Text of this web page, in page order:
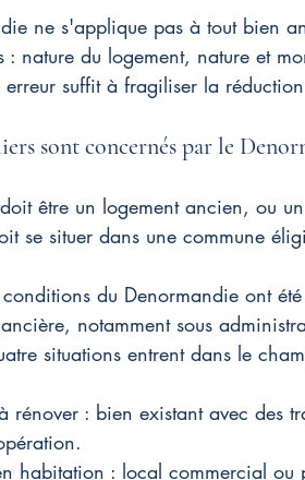
ne s'applique pas à tout bien
: nature du logement, nature et
suffit à fragiliser la
sont concernés par le
être un logement ancien, ou
se situer dans une commune
du Denormandie ont
notamment sous
situations entrent dans le
rénover : bien existant avec des
habitation : local commercial ou